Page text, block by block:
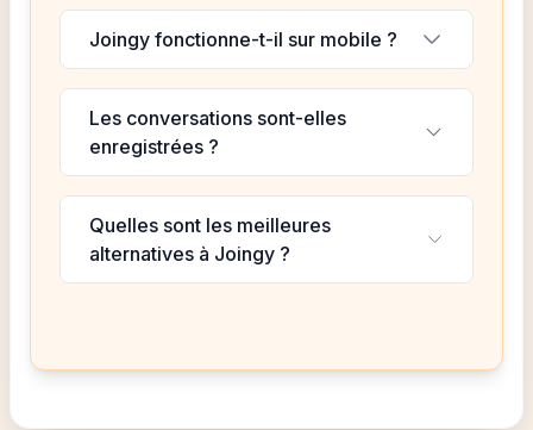
Joingy fonctionne-t-il sur mobile ?
Les conversations sont-elles
enregistrées ?
Quelles sont les meilleures
alternatives à Joingy ?